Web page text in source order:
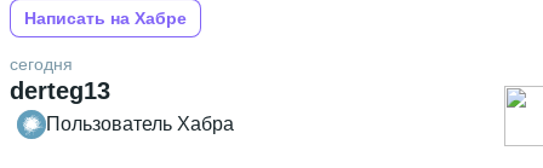
Написать на Хабре
derteg13
сегодня
Пользователь Хабра